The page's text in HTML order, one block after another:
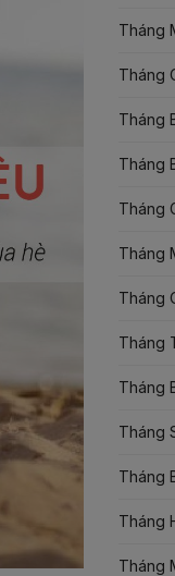
Tháng
Tháng
Tháng
Tháng
Tháng
Tháng
Tháng
Tháng
Tháng
Tháng
Tháng
Tháng
Tháng